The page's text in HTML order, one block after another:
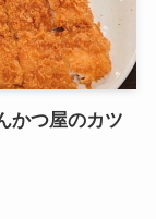
かつ屋のカツ